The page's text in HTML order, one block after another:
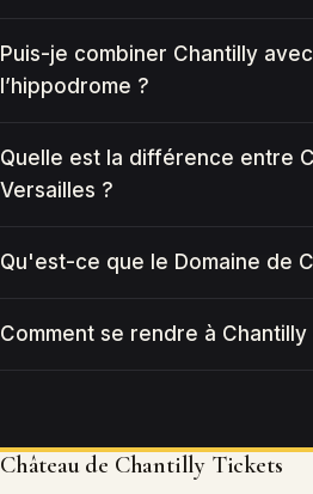
Puis-je combiner Chantilly
l’hippodrome ?
Quelle est la différence entre
Versailles ?
Qu'est-ce que le Domaine de
Comment se rendre à Chantilly
Château de Chantilly Tickets